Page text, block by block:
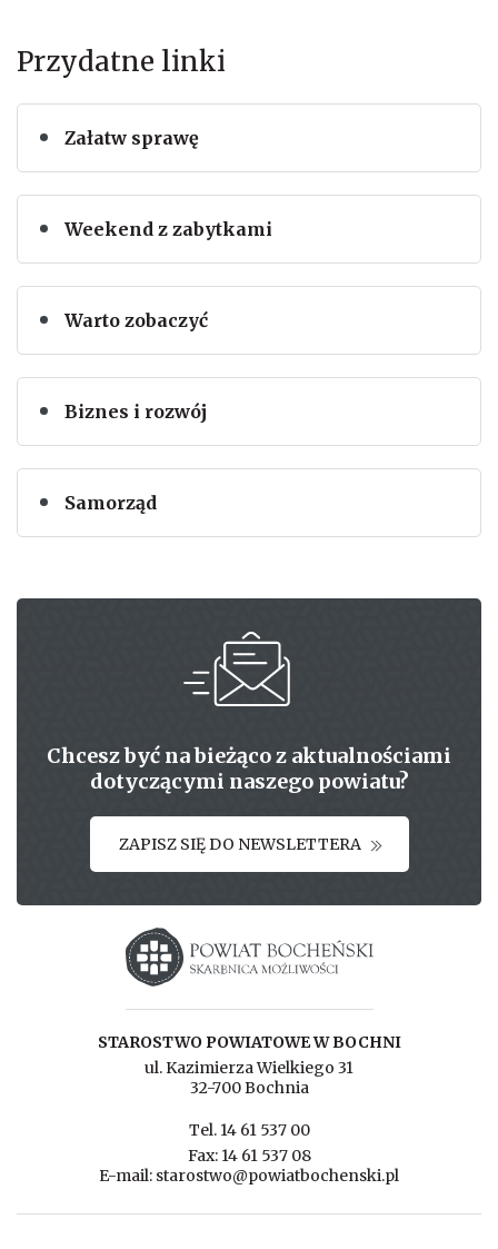
Przydatne linki
Załatw sprawę
Weekend z zabytkami
Warto zobaczyć
Biznes i rozwój
Samorząd
Chcesz być na bieżąco z aktualnościami
dotyczącymi naszego powiatu?
ZAPISZ SIĘ DO NEWSLETTERA
Starostwo powiatowe w Bochni
STAROSTWO POWIATOWE W BOCHNI
ul. Kazimierza Wielkiego 31
32-700 Bochnia
Tel. 14 61 537 00
Fax: 14 61 537 08
E-mail: starostwo@powiatbochenski.pl